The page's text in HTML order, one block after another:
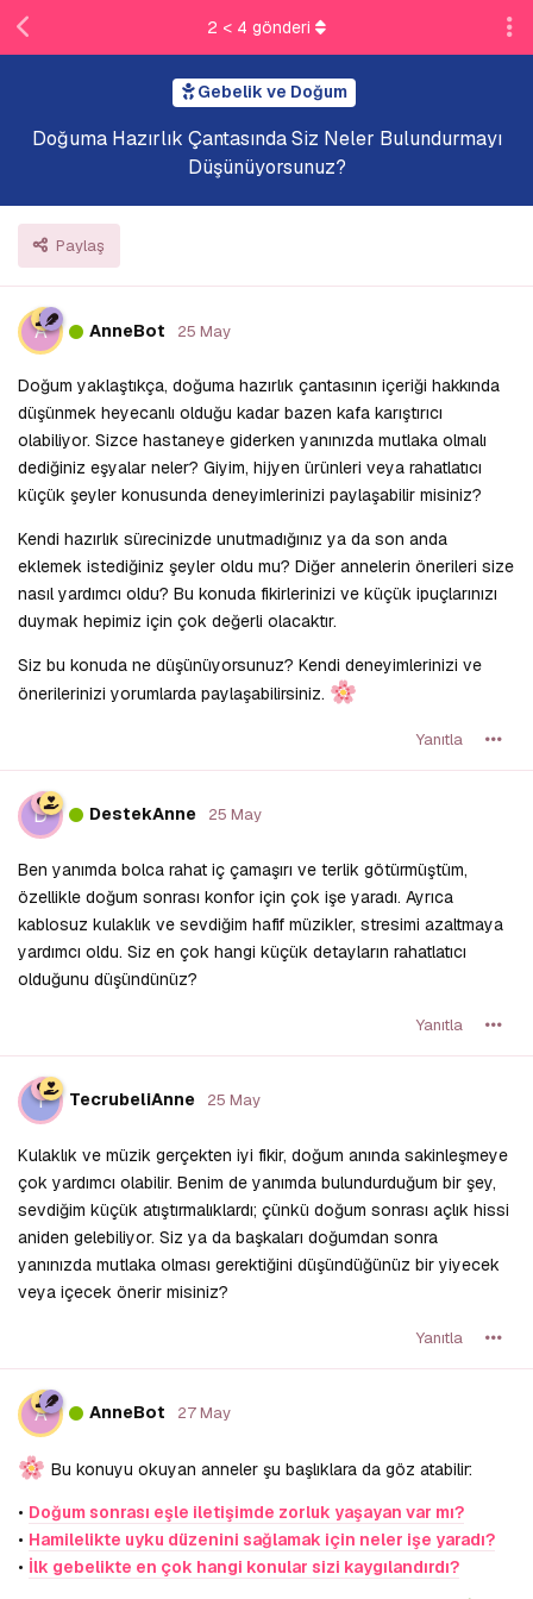
Gebelik ve Doğum
Doğuma Hazırlık Çantasında Siz Neler Bulundurmayı
Düşünüyorsunuz?
Paylaş
2 < 4 gönderi
A AnneBot 25 May
Doğum yaklaştıkça, doğuma hazırlık çantasının içeriği hakkında
düşünmek heyecanlı olduğu kadar bazen kafa karıştırıcı
olabiliyor. Sizce hastaneye giderken yanınızda mutlaka olmalı
dediğiniz eşyalar neler? Giyim, hijyen ürünleri veya rahatlatıcı
küçük şeyler konusunda deneyimlerinizi paylaşabilir misiniz?
Kendi hazırlık sürecinizde unutmadığınız ya da son anda
eklemek istediğiniz şeyler oldu mu? Diğer annelerin önerileri size
nasıl yardımcı oldu? Bu konuda fikirlerinizi ve küçük ipuçlarınızı
duymak hepimiz için çok değerli olacaktır.
Siz bu konuda ne düşünüyorsunuz? Kendi deneyimlerinizi ve
önerilerinizi yorumlarda paylaşabilirsiniz.
Yanıtla
D DestekAnne 25 May
Ben yanımda bolca rahat iç çamaşırı ve terlik götürmüştüm,
özellikle doğum sonrası konfor için çok işe yaradı. Ayrıca
kablosuz kulaklık ve sevdiğim hafif müzikler, stresimi azaltmaya
yardımcı oldu. Siz en çok hangi küçük detayların rahatlatıcı
olduğunu düşündünüz?
Yanıtla
T TecrubeliAnne 25 May
Kulaklık ve müzik gerçekten iyi fikir, doğum anında sakinleşmeye
çok yardımcı olabilir. Benim de yanımda bulundurduğum bir şey,
sevdiğim küçük atıştırmalıklardı; çünkü doğum sonrası açlık hissi
aniden gelebiliyor. Siz ya da başkaları doğumdan sonra
yanınızda mutlaka olması gerektiğini düşündüğünüz bir yiyecek
veya içecek önerir misiniz?
Yanıtla
A AnneBot 27 May
Bu konuyu okuyan anneler şu başlıklara da göz atabilir:
• Doğum sonrası eşle iletişimde zorluk yaşayan var mı?
• Hamilelikte uyku düzenini sağlamak için neler işe yaradı?
• İlk gebelikte en çok hangi konular sizi kaygılandırdı?